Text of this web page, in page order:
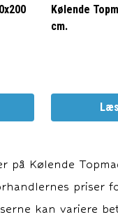
Kølende
cm.
på Kølende
priser
kan variere